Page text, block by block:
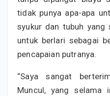
tidak punya apa-apa
syukur dan tubuh yang
untuk berlari sebagai
pencapaian putranya.
“Saya sangat
Muncul, yang selama